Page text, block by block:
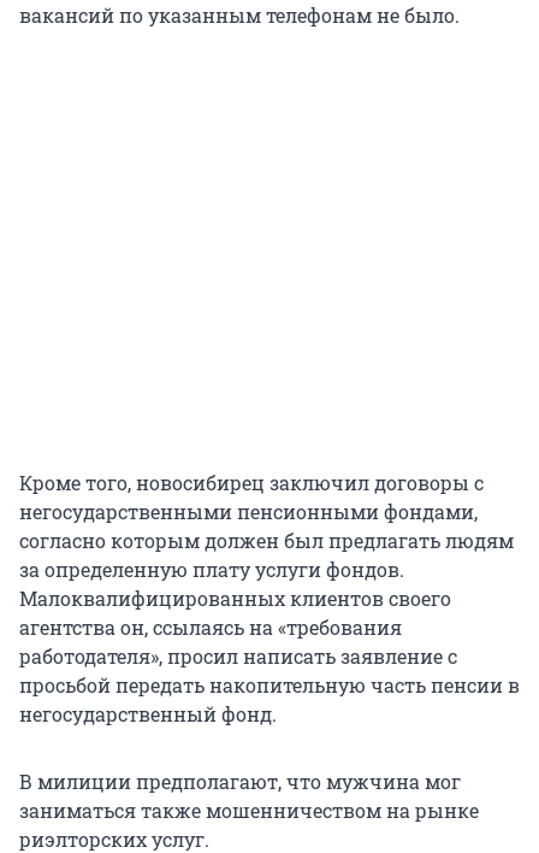
вакансий по указанным телефонам не было.
Кроме того, новосибирец заключил договоры с
негосударственными пенсионными фондами,
согласно которым должен был предлагать людям
за определенную плату услуги фондов.
Малоквалифицированных клиентов своего
агентства он, ссылаясь на «требования
работодателя», просил написать заявление с
просьбой передать накопительную часть пенсии в
негосударственный фонд.
В милиции предполагают, что мужчина мог
заниматься также мошенничеством на рынке
риэлторских услуг.